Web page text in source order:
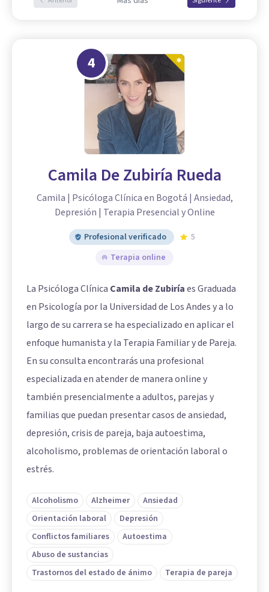
4
Camila De Zubiría Rueda
Camila | Psicóloga Clínica en Bogotá | Ansiedad,
Depresión | Terapia Presencial y Online
Profesional verificado
5
Terapia online
La Psicóloga Clínica Camila de Zubiríaes Graduada
en Psicología por la Universidad de Los Andes y a lo
largo de su carrera se ha especializado en aplicar el
enfoque humanista y la Terapia Familiar y de Pareja.
En su consulta encontrarás una profesional
especializada en atender de manera online y
también presencialmente a adultos, parejas y
familias que puedan presentar casos de ansiedad,
depresión, crisis de pareja, baja autoestima,
alcoholismo, problemas de orientación laboral o
estrés.
Alcoholismo Alzheimer
Ansiedad
Orientación laboral
Depresión
Conflictos familiares
Autoestima
Abuso de sustancias
Trastornos del estado de ánimo
Terapia de pareja